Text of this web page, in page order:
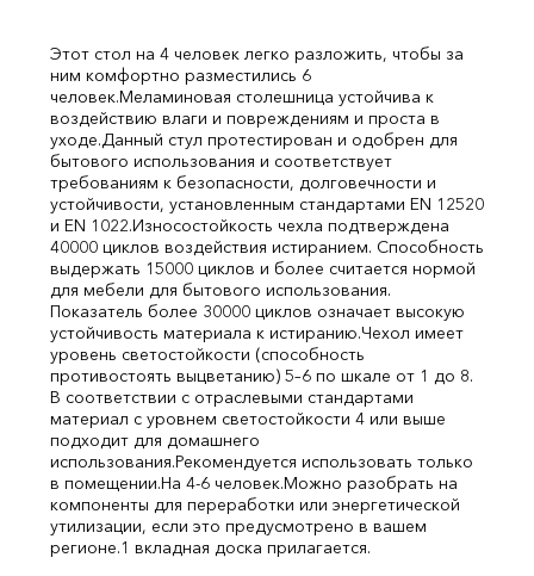
Этот стол на 4 человек легко разложить, чтобы за
ним комфортно разместились 6
человек.Меламиновая столешница устойчива к
воздействию влаги и повреждениям и проста в
уходе.Данный стул протестирован и одобрен для
бытового использования и соответствует
требованиям к безопасности, долговечности и
устойчивости, установленным стандартами EN 12520
и EN 1022.Износостойкость чехла подтверждена
40000 циклов воздействия истиранием. Способность
выдержать 15000 циклов и более считается нормой
для мебели для бытового использования.
Показатель более 30000 циклов означает высокую
устойчивость материала к истиранию.Чехол имеет
уровень светостойкости (способность
противостоять выцветанию) 5–6 по шкале от 1 до 8.
В соответствии с отраслевыми стандартами
материал с уровнем светостойкости 4 или выше
подходит для домашнего
использования.Рекомендуется использовать только
в помещении.На 4-6 человек.Можно разобрать на
компоненты для переработки или энергетической
утилизации, если это предусмотрено в вашем
регионе.1 вкладная доска прилагается.